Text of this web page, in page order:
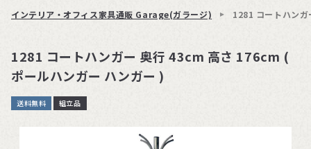
インテリア・オフィス家具通販 Garage(ガラージ) 1281 コートハン
1281 コートハンガー 奥行 43cm 高さ 176cm (
ポールハンガー ハンガー )
送料無料 組立品